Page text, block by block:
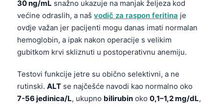
30 ng/mL snažno ukazuje na manjak željeza kod
većine odraslih, a naš vodič za raspon feritina je
ovdje važan jer pacijenti mogu danas imati normalan
hemoglobin, a ipak nakon operacije s velikim
gubitkom krvi skliznuti u postoperativnu anemiju.
Testovi funkcije jetre su obično selektivni, a ne
rutinski. ALT se najčešće navodi kao normalno oko
7-56 jedinica/L, ukupno bilirubin oko 0,1–1,2 mg/dL,
Svenska
Azərbaycan dili
日本語
Čeština
ქართული
Русский